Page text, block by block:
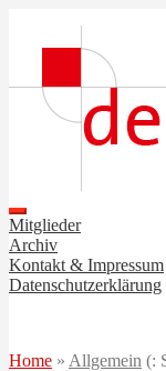
Mitglieder
Archiv
Kontakt & Impressum
Datenschutzerklärung
Home » Allgemein (: